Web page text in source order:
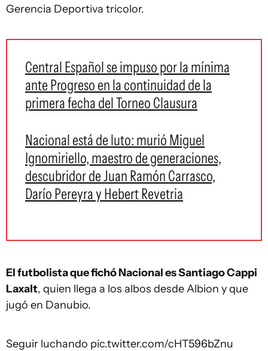
Gerencia Deportiva tricolor.
Central Español se impuso por la mínima
ante Progreso en la continuidad de la
primera fecha del Torneo Clausura
Nacional está de luto: murió Miguel
Ignomiriello, maestro de generaciones,
descubridor de Juan Ramón Carrasco,
Darío Pereyra y Hebert Revetria
El futbolista que fichó Nacional es Santiago Cappi
Laxalt, quien llega a los albos desde Albion y que
jugó en Danubio.
Seguir luchando pic.twitter.com/cHT596bZnu